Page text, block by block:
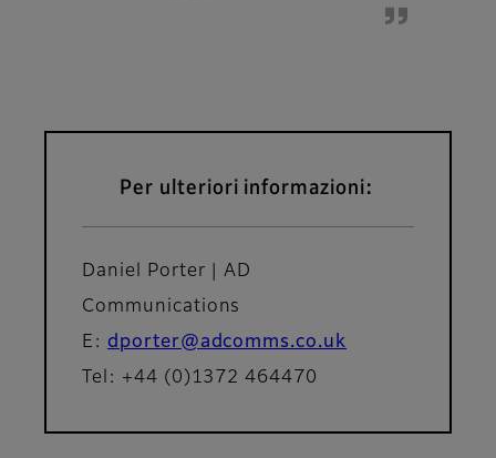
Per ulteriori informazioni:
Daniel Porter | AD
Communications
E: dporter@adcomms.co.uk
Tel: +44 (0)1372 464470